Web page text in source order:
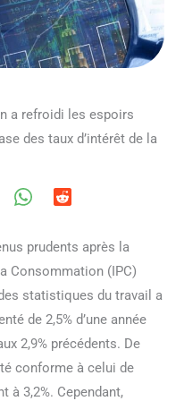
a refroidi les espoirs
des taux d’intérêt de la
prudents après la
Consommation (IPC)
statistiques du travail a
de 2,5% d’une année
2,9% précédents. De
conforme à celui de
à 3,2%. Cependant,